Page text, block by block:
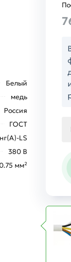
Белый
медь
Россия
ГОСТ
LS
380 В
мм²